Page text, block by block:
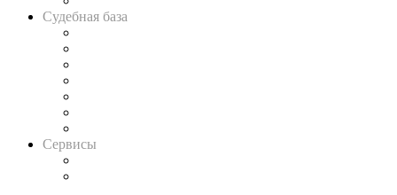
Судебная база
Сервисы